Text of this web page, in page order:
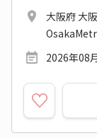
大阪府 大
2026年08